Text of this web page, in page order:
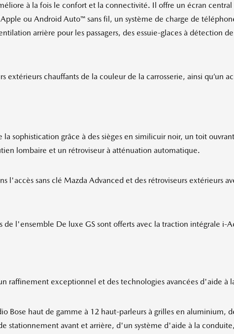
à la fois le confort et la connectivité. Il offre un écran
ou Android Auto™ sans fil, un système de charge de
arrière pour les passagers, des essuie-glaces à détection
extérieurs chauffants de la couleur de la carrosserie, ainsi qu’un
sophistication grâce à des sièges en similicuir noir, un toit
lombaire et un rétroviseur à atténuation automatique.
l'accès sans clé Mazda Advanced et des rétroviseurs extérieurs
de l'ensemble De luxe GS sont offerts avec la traction intégrale
raffinement exceptionnel et des technologies avancées d'aide à
Bose haut de gamme à 12 haut-parleurs à grilles en aluminium,
stationnement avant et arrière, d'un système d'aide à la